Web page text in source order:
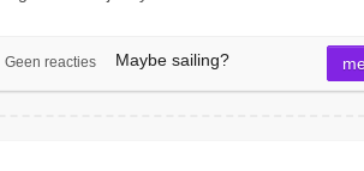
Geen reacties Maybe sailing?